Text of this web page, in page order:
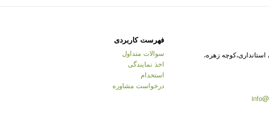
زهره،
فهرست کاربردی
سوالات متداول
اخذ نمایندگی
استخدام
درخواست مشاوره